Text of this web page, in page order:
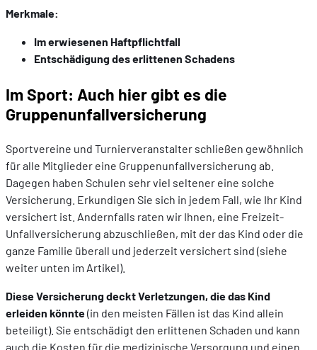
Merkmale:
Im erwiesenen Haftpflichtfall
Entschädigung des erlittenen Schadens
Im Sport: Auch hier gibt es die
Gruppenunfallversicherung
Sportvereine und Turnierveranstalter schließen gewöhnlich
für alle Mitglieder eine Gruppenunfallversicherung ab.
Dagegen haben Schulen sehr viel seltener eine solche
Versicherung. Erkundigen Sie sich in jedem Fall, wie Ihr Kind
versichert ist. Andernfalls raten wir Ihnen, eine Freizeit-
Unfallversicherung abzuschließen, mit der das Kind oder die
ganze Familie überall und jederzeit versichert sind (siehe
weiter unten im Artikel).
Diese Versicherung deckt Verletzungen, die das Kind
erleiden könnte(in den meisten Fällen ist das Kind allein
beteiligt). Sie entschädigt den erlittenen Schaden und kann
auch die Kosten für die medizinische Versorgung und einen